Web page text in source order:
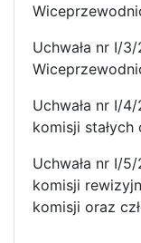
Uchwała nr I/
Uchwała nr I/
komisji
Uchwała nr I/
komisji
komisji oraz